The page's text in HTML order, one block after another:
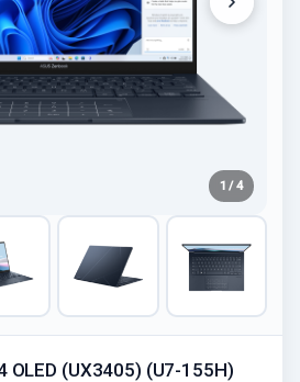
1 / 4
OLED (UX3405) (U7-155H)